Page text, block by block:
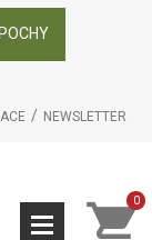
NEWSLETTER
0